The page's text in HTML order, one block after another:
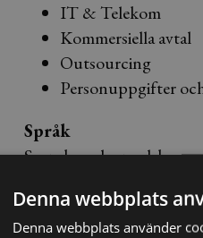
IT & Telekom
Kommersiella avtal
Outsourcing
Personuppgifter
Språk
Svenska och engelska
Denna webbplats
Denna webbplats använder